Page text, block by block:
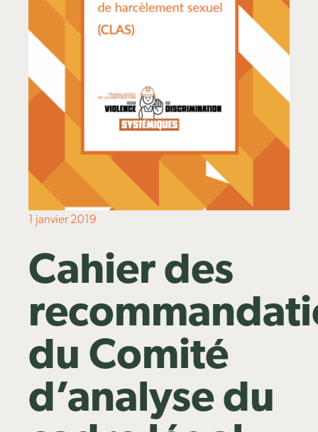
Publications
1 janvier 2019
Cahier des
du Comité
d’analyse du